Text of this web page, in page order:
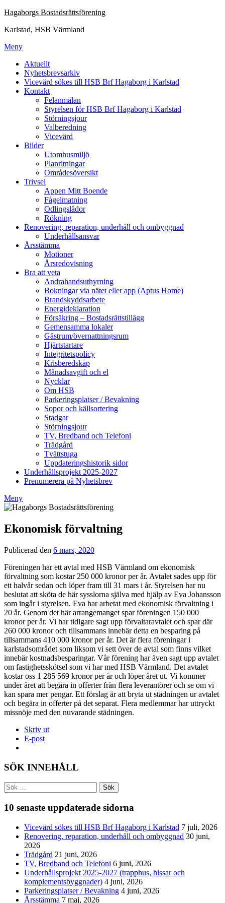
Hoppa
innehåll
Hagaborgs Bostadsrättsförening
Karlstad, HSB Värmland
Meny
Aktuellt
Nyhetsbrevsarkiv
Vicevärd sökes till HSB Brf Hagaborg i Karlstad
Kontakt
Felanmälan
Styrelsen för HSB Brf Hagaborg i Karlstad
Störningsjour
Valberedning
Vicevärd
Bilder
Utomhusmiljö
Planritningar
Områdesöversikt
Trivsel
Appen Mitt Boende
Fågelmatning
Odlingslådor
Rökning
Renovering, reparation, underhåll och ombyggnad
Underhållsansvar
Årsstämma
Motioner
Årsredovisning
Bra att veta
Andrahandsuthyrning
Bokningar via nätet eller app (Aptus Home)
Brandskyddsarbete
Energideklaration
Försäkring – Bostadsrättstillägg
Gemensamma lokaler
Gästrum/övernattningsrum
Hjärtstartare
Integritetspolicy
Krisberedskap
Månadsavgift och el
Nycklar
Om HSB
Parkeringsplatser / Bevakning
Sopor och källsortering
Stadgar
Störningsjour
TV, Bredband och Telefoni
Trädgård
Tvättstuga
Uppdateringshistorik sidor
Underhållsprojekt 2025-2027
Prenumerera på Nyhetsbrev
Meny
Ekonomisk förvaltning
Publicerad den 6 mars, 2020
BRF
Hagaborg
Föreningen har ett avtal med HSB Värmland om ekonomisk
förvaltning som kostar 250 000 kronor per år. Avtalet sades upp för
ett halvår sedan och löper fram till 31 mars i år. Styrelsen har nu
beslutat att sköta de här sysslorna själva med hjälp av Eva Johansson
som ingår i styrelsen. Eva har arbetat med ekonomisk förvaltning i
20 år. Genom det här arrangemanget spar föreningen 150 000
kronor per år. Vi har tidigare sagt upp förvaltaravtalet och spar där
260 000 kronor och tillsammans innebär detta en besparing på
tillsammans 410 000 kronor per år. Det är flera föreningar i
karlstadsområdet som liksom vi sett över de avtal som finns vilket
innebär kostnadsbesparingar. Vår förening har även sagt upp avtalet
om fastighetsskötsel som vi har med HSB Värmland. Det avtalet
kostar oss 1 285 569 kronor per år och löper året ut. Vi kommer
under året att begära in offerter från flera leverantörer och se om vi
kan spara mer pengar. Ett förslag är att bryta ut städningen ur avtalet
och begära in offerter på det separat. Flera medlemmar har uttryckt
missnöje med den nuvarande städningen.
Skriv ut
E-post
SÖK INNEHÅLL
Sök
efter:
10 senaste uppdaterade sidorna
Vicevärd sökes till HSB Brf Hagaborg i Karlstad 7 juli, 2026
Renovering, reparation, underhåll och ombyggnad 30 juni,
2026
Trädgård 21 juni, 2026
TV, Bredband och Telefoni 6 juni, 2026
Underhållsprojekt 2025-2027 (trapphus, hissar och
komplementsbyggnader) 4 juni, 2026
Parkeringsplatser / Bevakning 4 juni, 2026
Årsstämma 7 maj, 2026